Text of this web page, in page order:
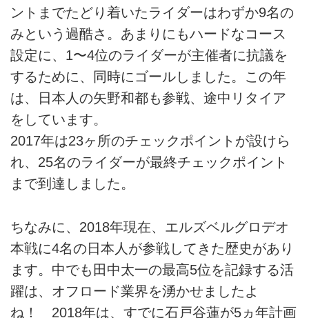
ントまでたどり着いたライダーはわずか9名の
みという過酷さ。あまりにもハードなコース
設定に、1〜4位のライダーが主催者に抗議を
するために、同時にゴールしました。この年
は、日本人の矢野和都も参戦、途中リタイア
をしています。
2017年は23ヶ所のチェックポイントが設けら
れ、25名のライダーが最終チェックポイント
まで到達しました。
ちなみに、2018年現在、エルズベルグロデオ
本戦に4名の日本人が参戦してきた歴史があり
ます。中でも田中太一の最高5位を記録する活
躍は、オフロード業界を湧かせましたよ
ね！ 2018年は、すでに石戸谷蓮が5ヵ年計画